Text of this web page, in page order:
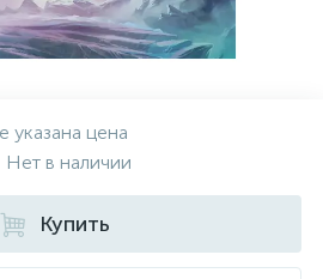
указана цена
Нет в наличии
Купить